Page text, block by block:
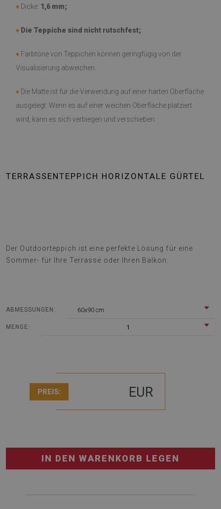
♦ Dicke: 1,6 mm;
♦ Die Teppiche sind nicht rutschfest;
♦ Farbtöne von Teppichen können geringfügig von der
Visualisierung abweichen.
♦ Die Matte ist für die Verwendung auf einer harten Oberfläche
ausgelegt. Wenn es auf einer weichen Oberfläche platziert
wird, kann es sich verbiegen und verschieben.
TERRASSENTEPPICH HORIZONTALE GÜRTEL
Der Outdoorteppich ist eine perfekte Lösung für eine
Sommer- für Ihre Terrasse oder Ihren Balkon.
ABMESSUNGEN: 60x90 cm
MENGE: 1
PREIS: EUR
IN DEN WARENKORB LEGEN